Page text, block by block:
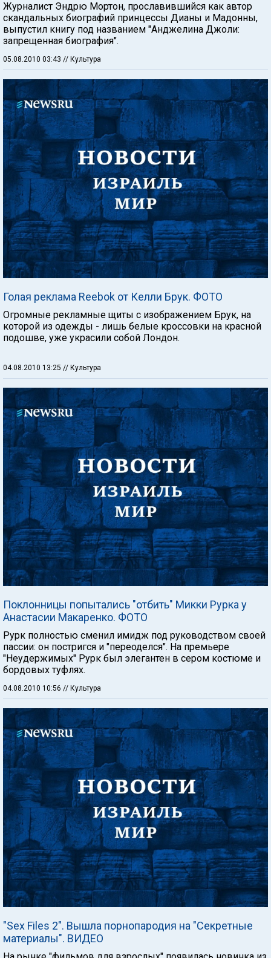
Журналист Эндрю Мортон, прославившийся как автор
скандальных биографий принцессы Дианы и Мадонны,
выпустил книгу под названием "Анджелина Джоли:
запрещенная биография".
05.08.2010 03:43 // Культура
Голая реклама Reebok от Келли Брук. ФОТО
Огромные рекламные щиты с изображением Брук, на
которой из одежды - лишь белые кроссовки на красной
подошве, уже украсили собой Лондон.
04.08.2010 13:25 // Культура
Поклонницы попытались "отбить" Микки Рурка у
Анастасии Макаренко. ФОТО
Рурк полностью сменил имидж под руководством своей
пассии: он постригся и "переоделся". На премьере
"Неудержимых" Рурк был элегантен в сером костюме и
бордовых туфлях.
04.08.2010 10:56 // Культура
"Sex Files 2". Вышла порнопародия на "Секретные
материалы". ВИДЕО